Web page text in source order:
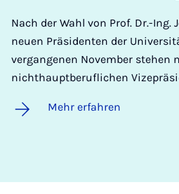
Nach der Wahl von Prof. Dr.-Ing.
neuen Präsidenten der
vergangenen November stehen
nichthauptberuflichen
Mehr erfahren